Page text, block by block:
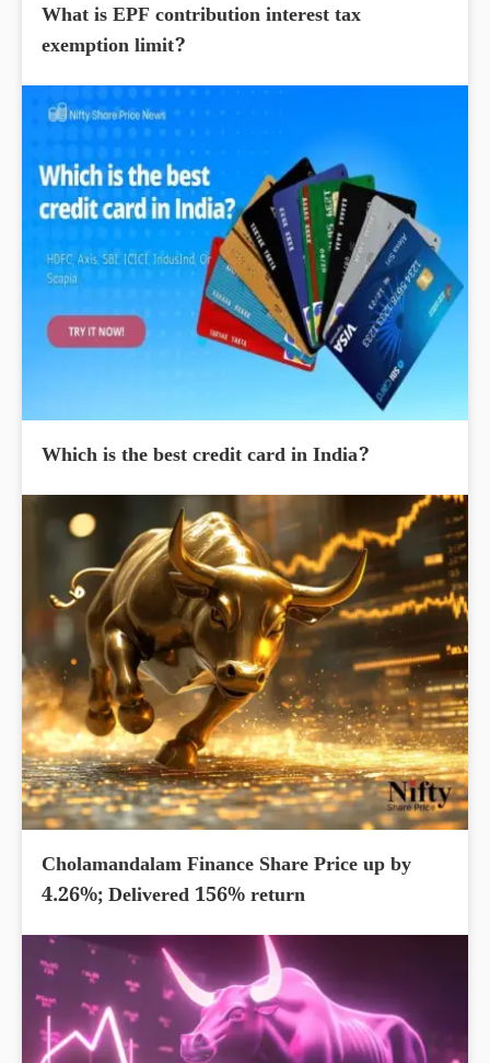
What is EPF contribution interest tax
exemption limit?
Which is the best credit card in India?
Cholamandalam Finance Share Price up by
4.26%; Delivered 156% return